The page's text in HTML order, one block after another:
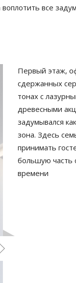
все
Первый этаж,
сдержанных
тонах с
древесными
задумывался
зона. Здесь
принимать
большую часть
времени